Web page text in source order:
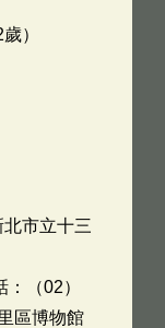
）
市立十三
（02）
區博物館